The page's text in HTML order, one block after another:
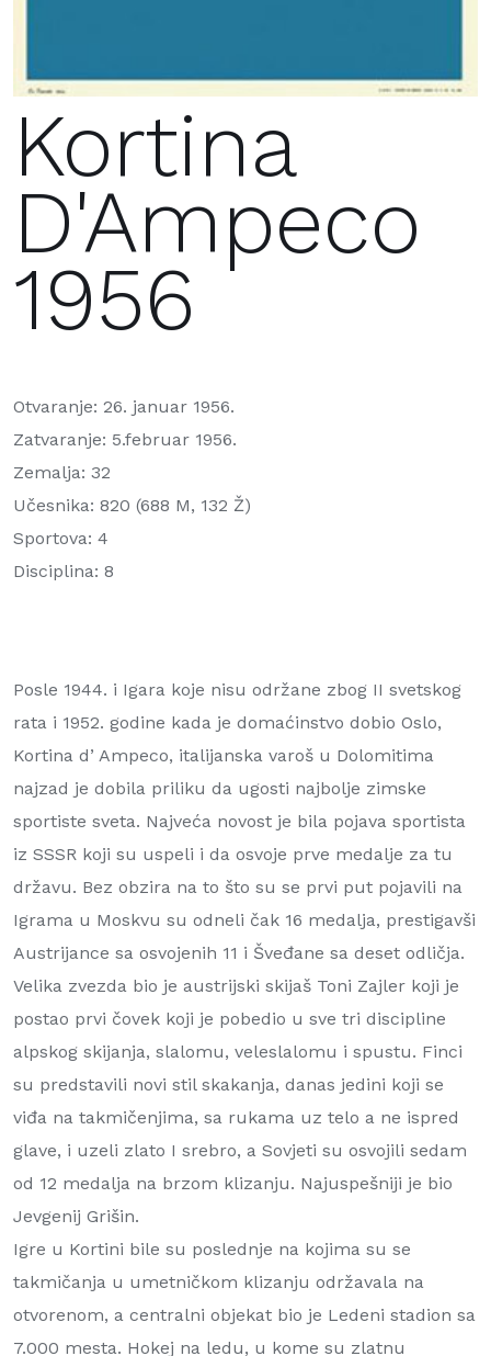
Kortina
D'Ampeco
1956
Otvaranje: 26. januar 1956.
Zatvaranje: 5.februar 1956.
Zemalja: 32
Učesnika: 820 (688 M, 132 Ž)
Sportova: 4
Disciplina: 8
Posle 1944. i Igara koje nisu održane zbog II svetskog
rata i 1952. godine kada je domaćinstvo dobio Oslo,
Kortina d’ Ampeco, italijanska varoš u Dolomitima
najzad je dobila priliku da ugosti najbolje zimske
sportiste sveta. Najveća novost je bila pojava sportista
iz SSSR koji su uspeli i da osvoje prve medalje za tu
državu. Bez obzira na to što su se prvi put pojavili na
Igrama u Moskvu su odneli čak 16 medalja, prestigavši
Austrijance sa osvojenih 11 i Šveđane sa deset odličja.
Velika zvezda bio je austrijski skijaš Toni Zajler koji je
postao prvi čovek koji je pobedio u sve tri discipline
alpskog skijanja, slalomu, veleslalomu i spustu. Finci
su predstavili novi stil skakanja, danas jedini koji se
viđa na takmičenjima, sa rukama uz telo a ne ispred
glave, i uzeli zlato I srebro, a Sovjeti su osvojili sedam
od 12 medalja na brzom klizanju. Najuspešniji je bio
Jevgenij Grišin.
Igre u Kortini bile su poslednje na kojima su se
takmičanja u umetničkom klizanju održavala na
otvorenom, a centralni objekat bio je Ledeni stadion sa
7.000 mesta. Hokej na ledu, u kome su zlatnu